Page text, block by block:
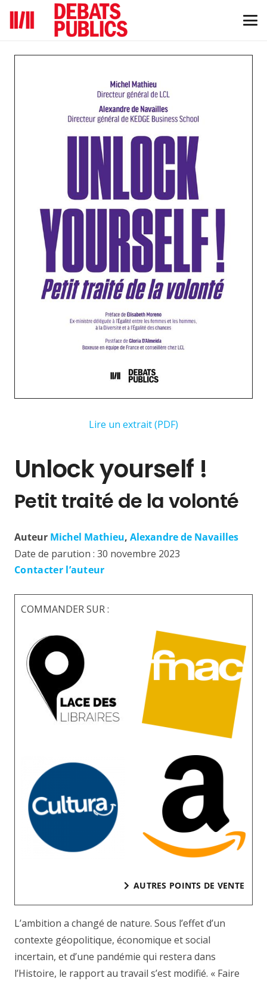
Lire un extrait (PDF)
Unlock yourself !
Petit traité de la volonté
Auteur Michel Mathieu, Alexandre de Navailles
Date de parution : 30 novembre 2023
Contacter l’auteur
COMMANDER SUR :
AUTRES POINTS DE VENTE
L’ambition a changé de nature. Sous l’effet d’un
contexte géopolitique, économique et social
incertain, et d’une pandémie qui restera dans
l’Histoire, le rapport au travail s’est modifié. « Faire